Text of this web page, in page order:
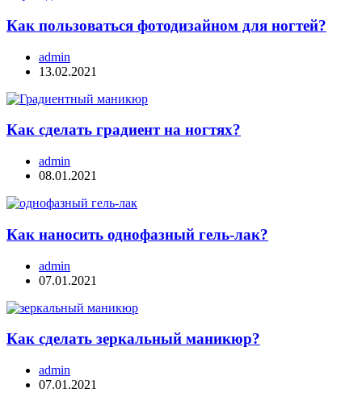
Как пользоваться фотодизайном для ногтей?
admin
13.02.2021
Как сделать градиент на ногтях?
admin
08.01.2021
Как наносить однофазный гель-лак?
admin
07.01.2021
Как сделать зеркальный маникюр?
admin
07.01.2021